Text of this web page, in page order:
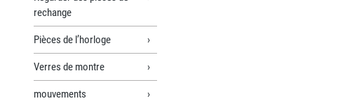
rechange
Pièces de l’horloge
Verres de montre
mouvements